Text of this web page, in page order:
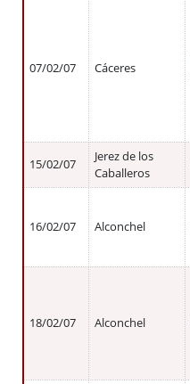
07/02/07 Cáceres
15/02/07
Jerez de los
Caballeros
16/02/07 Alconchel
18/02/07 Alconchel